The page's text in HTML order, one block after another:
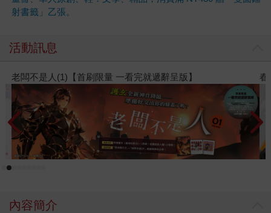
射書籤」乙張。
活動訊息
春光ｘ奇幻基地｜全書系展
內容簡介